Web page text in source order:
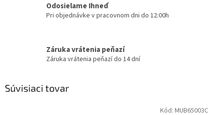
Odosielame Ihneď
Pri objednávke v pracovnom dni do 12:00h
Záruka vrátenia peňazí
Záruka vrátenia peňazí do 14 dní
Súvisiaci tovar
Kód: MUB65003C